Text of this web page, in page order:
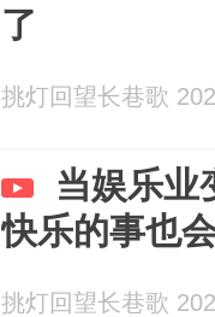
了
挑灯回望长巷歌
当娱乐业
快乐的事也
挑灯回望长巷歌